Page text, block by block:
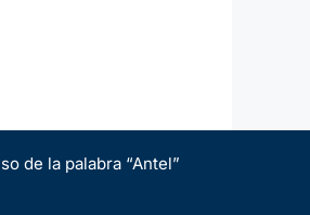
de la palabra “Antel”